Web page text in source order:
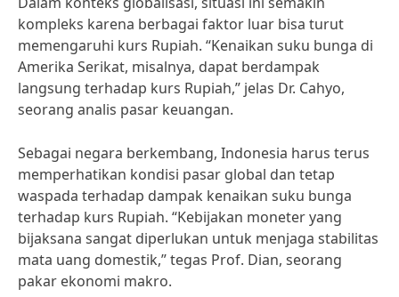
kompleks karena berbagai faktor luar bisa turut
memengaruhi kurs Rupiah. “Kenaikan suku bunga di
Amerika Serikat, misalnya, dapat berdampak
langsung terhadap kurs Rupiah,” jelas Dr. Cahyo,
seorang analis pasar keuangan.
Sebagai negara berkembang, Indonesia harus terus
memperhatikan kondisi pasar global dan tetap
waspada terhadap dampak kenaikan suku bunga
terhadap kurs Rupiah. “Kebijakan moneter yang
bijaksana sangat diperlukan untuk menjaga stabilitas
mata uang domestik,” tegas Prof. Dian, seorang
pakar ekonomi makro.